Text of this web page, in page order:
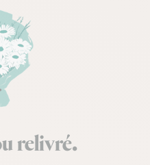
relivré.